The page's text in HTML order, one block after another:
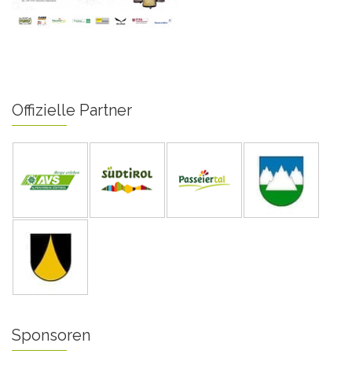
Offizielle Partner
Sponsoren